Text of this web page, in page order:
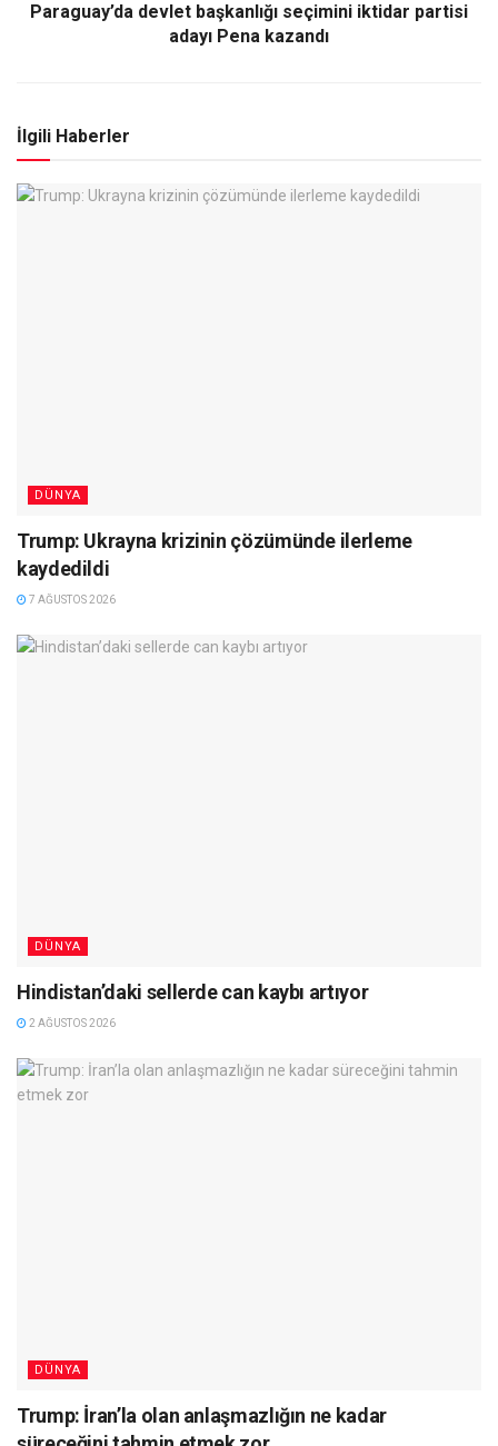
Paraguay’da devlet başkanlığı seçimini iktidar partisi
adayı Pena kazandı
İlgili Haberler
DÜNYA
Trump: Ukrayna krizinin çözümünde ilerleme
kaydedildi
7 AĞUSTOS 2026
DÜNYA
Hindistan’daki sellerde can kaybı artıyor
2 AĞUSTOS 2026
DÜNYA
Trump: İran’la olan anlaşmazlığın ne kadar